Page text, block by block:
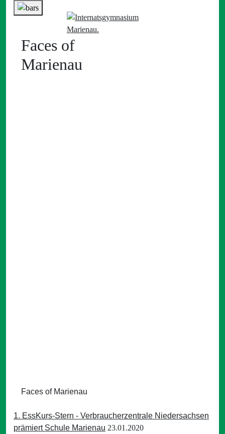
Faces of
Marienau
Faces of Marienau
1. EssKurs-Stern - Verbraucherzentrale Niedersachsen
prämiert Schule Marienau 23.01.2020